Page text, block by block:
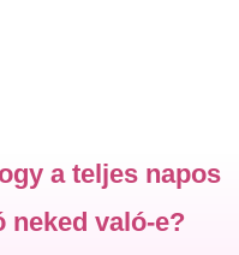
a teljes napos
neked való-e?